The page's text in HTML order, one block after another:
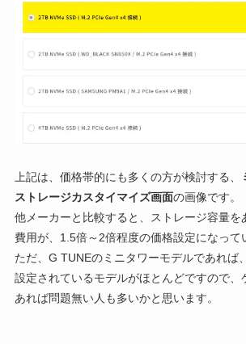
上記は、価格帯的にも多くの方が検討する、
ストレージカスタイマイズ画面の画像です。
他メーカーと比較すると、ストレージ容量を
費用が、1.5倍～2倍程度の価格設定になって
ただ、G TUNEのミニタワーモデルであれば
設定されているモデルがほとんどですので、
あれば問題無い人も多いかと思います。